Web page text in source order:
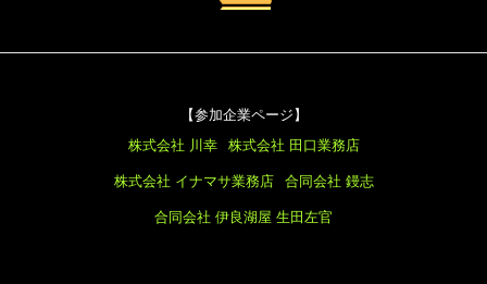
【参加企業ページ】
株式会社 川幸
株式会社 田口業務店
株式会社 イナマサ業務店 合同会社 鏝志
合同会社 伊良湖屋 生田左官